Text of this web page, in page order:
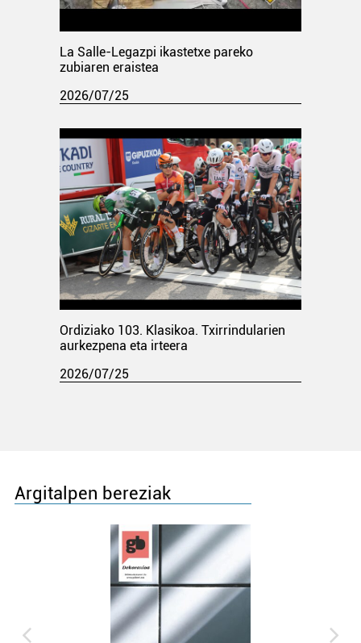
La Salle-Legazpi ikastetxe pareko
zubiaren eraistea
2026/07/25
Ordiziako 103. Klasikoa. Txirrindularien
aurkezpena eta irteera
2026/07/25
Argitalpen bereziak